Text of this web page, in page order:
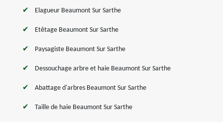
Elagueur Beaumont Sur Sarthe
Etêtage Beaumont Sur Sarthe
Paysagiste Beaumont Sur Sarthe
Dessouchage arbre et haie Beaumont Sur Sarthe
Abattage d'arbres Beaumont Sur Sarthe
Taille de haie Beaumont Sur Sarthe